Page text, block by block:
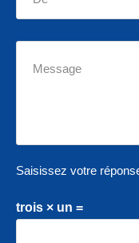
Saisissez votre
trois × un =